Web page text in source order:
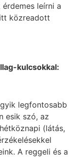
leírni a
közreadott
kulcsokkal:
legfontosabb
esik szó, az
(látás,
A reggeli és a